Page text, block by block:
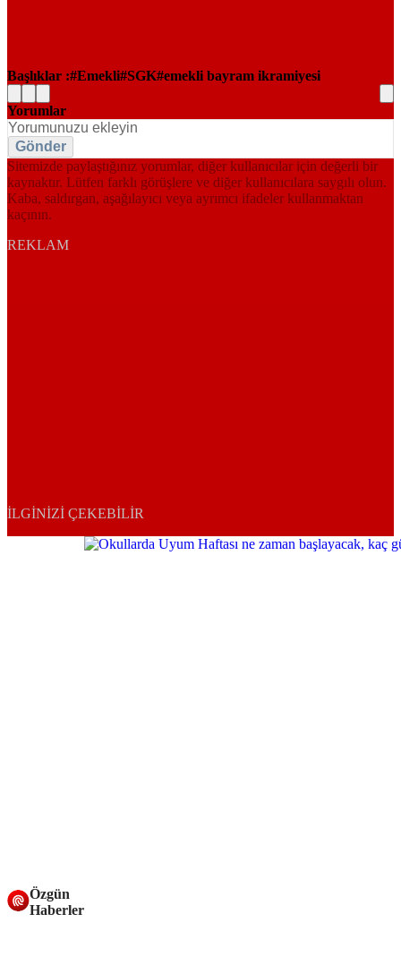
Başlıklar : Emekli SGK emekli bayram ikramiyesi
Yorumlar
Gönder
Sitemizde paylaştığınız yorumlar, diğer kullanıcılar için değerli bir
kaynaktır. Lütfen farklı görüşlere ve diğer kullanıcılara saygılı olun.
Kaba, saldırgan, aşağılayıcı veya ayrımcı ifadeler kullanmaktan
kaçının.
REKLAM
İLGINIZI ÇEKEBILIR
Özgün
Haberler